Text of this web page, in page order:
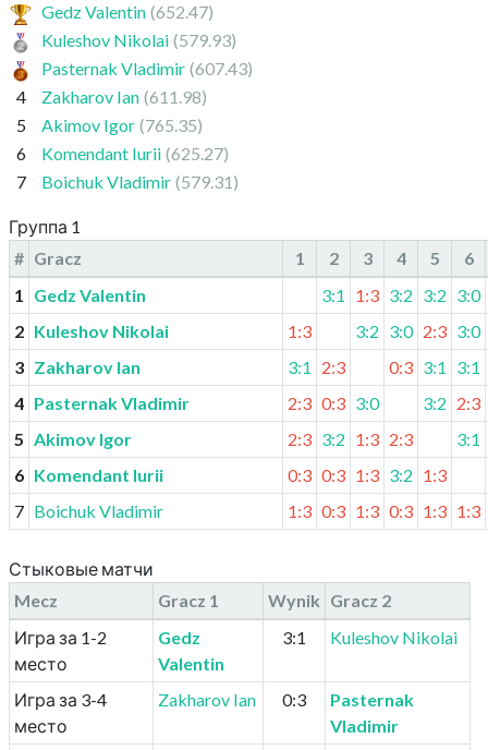
Gedz Valentin (652.47)
Kuleshov Nikolai (579.93)
Pasternak Vladimir (607.43)
4
Zakharov Ian (611.98)
5
Akimov Igor (765.35)
6
Komendant Iurii (625.27)
7
Boichuk Vladimir (579.31)
Группа 1
# Gracz 1 2 3 4 5
6
1 Gedz Valentin 3:1 1:3 3:2 3:2 3:0
2 Kuleshov Nikolai 1:3 3:2 3:0 2:3 3:0
3 Zakharov Ian 3:1 2:3 0:3 3:1
3:1
4 Pasternak Vladimir 2:3 0:3 3:0 3:2 2:3
5 Akimov Igor 2:3 3:2 1:3 2:3
3:1
6 Komendant Iurii 0:3 0:3 1:3 3:2 1:3
7 Boichuk Vladimir 1:3 0:3 1:3 0:3 1:3 1:3
Стыковые матчи
Mecz
Gracz 1 Wynik Gracz 2
Игра за 1-2
место
Gedz
Valentin
3:1 Kuleshov Nikolai
Игра за 3-4
место
Zakharov Ian 0:3
Pasternak
Vladimir